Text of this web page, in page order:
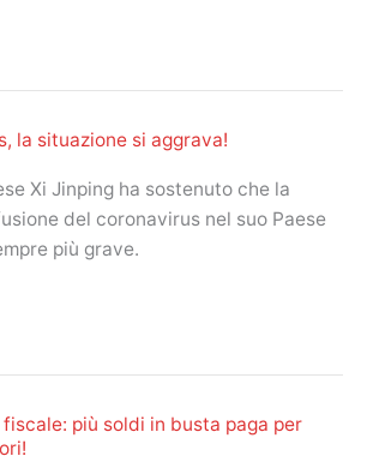
la situazione si aggrava!
Xi Jinping ha sostenuto che la
del coronavirus nel suo Paese
più grave.
più soldi in busta paga per